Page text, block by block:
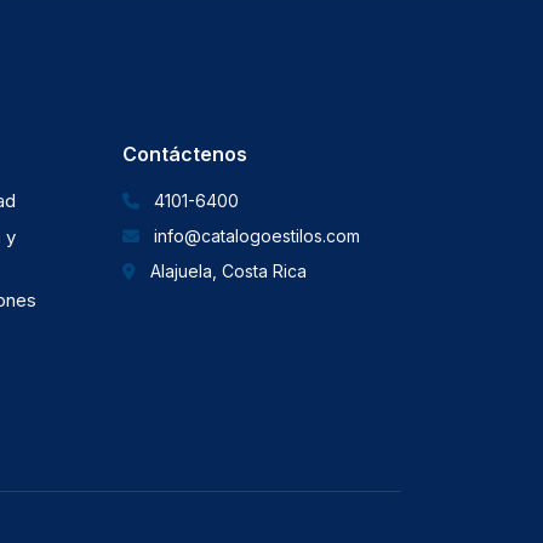
y
Contáctenos
4101-6400
info@catalogoestilos.com
Alajuela, Costa Rica